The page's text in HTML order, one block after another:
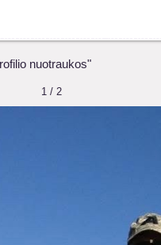
nuotraukos"
1 / 2